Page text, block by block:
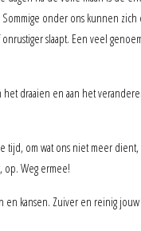
onder ons kunnen
slaapt. Een veel
het draaien en aan het
om wat ons niet meer
op. Weg ermee!
kansen. Zuiver en reinig